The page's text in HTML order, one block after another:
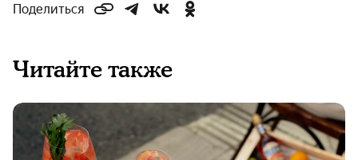
Поделиться
Читайте также